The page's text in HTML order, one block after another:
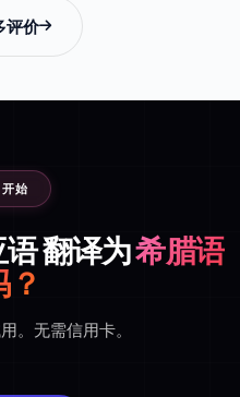
评价
始
翻译为希腊语
？
。无需信用卡。